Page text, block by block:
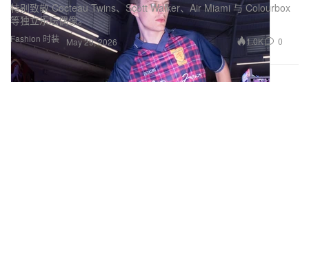
Fashion 时装
特别致敬 Cocteau Twins、Scott Walker、Air Miami 与 Colourbox
等独立乐坛偶像。
May 29, 2026 1.0K 0